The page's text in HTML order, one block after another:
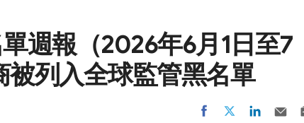
週報（2026年6月1日至7
被列入全球監管黑名單